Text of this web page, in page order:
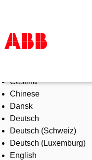
Products & Solutions
Industries
Services
About us
Where to buy
Contact us
Careers
Čeština
Chinese
Dansk
Deutsch
Deutsch (Schweiz)
Deutsch (Luxemburg)
English